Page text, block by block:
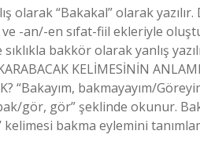
olarak “Bakakal” olarak yazılır.
ve -an/-en sıfat-fiil ekleriyle
bakkör olarak yanlış
KELİMESİNİN
“Bakayım, bakmayayım/
gör, gör” şeklinde okunur.
kelimesi bakma eylemini